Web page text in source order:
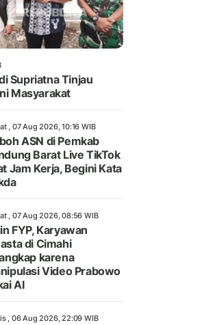
Supriatna Tinjau
Masyarakat
, 07 Aug 2026, 10:16 WIB
ASN di Pemkab
Barat Live TikTok
Jam Kerja, Begini Kata
, 07 Aug 2026, 08:56 WIB
FYP, Karyawan
di Cimahi
karena
Video Prabowo
AI
, 06 Aug 2026, 22:09 WIB